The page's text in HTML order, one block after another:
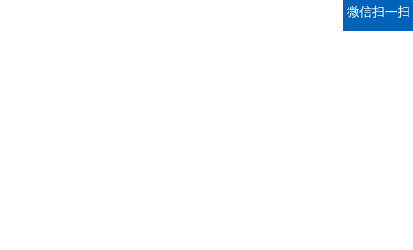
微信扫一扫